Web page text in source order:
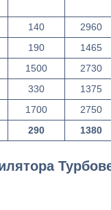
140 2960
190 1465
1500 2730
330 1375
1700 2750
290 1380